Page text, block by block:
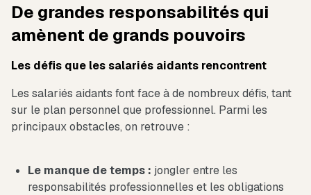
De grandes responsabilités qui
amènent de grands pouvoirs
Les défis que les salariés aidants rencontrent
Les salariés aidants font face à de nombreux défis, tant
sur le plan personnel que professionnel. Parmi les
principaux obstacles, on retrouve :
Le manque de temps : jongler entre les
responsabilités professionnelles et les obligations